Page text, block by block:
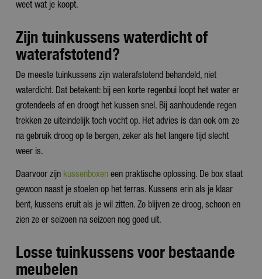
weet wat je koopt.
Zijn tuinkussens waterdicht of
waterafstotend?
De meeste tuinkussens zijn waterafstotend behandeld, niet
waterdicht. Dat betekent: bij een korte regenbui loopt het water er
grotendeels af en droogt het kussen snel. Bij aanhoudende regen
trekken ze uiteindelijk toch vocht op. Het advies is dan ook om ze
na gebruik droog op te bergen, zeker als het langere tijd slecht
weer is.
Daarvoor zijn kussenboxen een praktische oplossing. De box staat
gewoon naast je stoelen op het terras. Kussens erin als je klaar
bent, kussens eruit als je wil zitten. Zo blijven ze droog, schoon en
zien ze er seizoen na seizoen nog goed uit.
Losse tuinkussens voor bestaande
meubelen